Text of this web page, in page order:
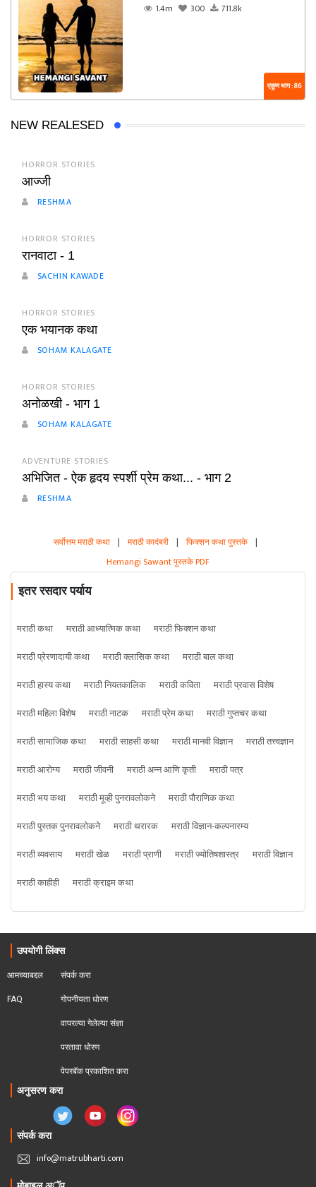
1.4m
300 711.8k
एकूण भाग : 86
NEW REALESED
HORROR STORIES
आज्जी
RESHMA
HORROR STORIES
रानवाटा - 1
SACHIN KAWADE
HORROR STORIES
एक भयानक कथा
SOHAM KALAGATE
HORROR STORIES
अनोळखी - भाग 1
SOHAM KALAGATE
ADVENTURE STORIES
अभिजित - ऐक हृदय स्पर्शी प्रेम कथा... - भाग 2
RESHMA
सर्वोत्तम मराठी कथा | मराठी कादंबरी | फिक्शन कथा पुस्तके |
Hemangi Sawant पुस्तके PDF
इतर रसदार पर्याय
मराठी कथा मराठी आध्यात्मिक कथा
मराठी फिक्शन कथा
मराठी प्रेरणादायी कथा
मराठी क्लासिक कथा
मराठी बाल कथा
मराठी हास्य कथा
मराठी नियतकालिक मराठी कविता
मराठी प्रवास विशेष
मराठी महिला विशेष
मराठी नाटक मराठी प्रेम कथा
मराठी गुप्तचर कथा
मराठी सामाजिक कथा
मराठी साहसी कथा मराठी मानवी विज्ञान
मराठी तत्त्वज्ञान
मराठी आरोग्य
मराठी जीवनी मराठी अन्न आणि कृती
मराठी पत्र
मराठी भय कथा
मराठी मूव्ही पुनरावलोकने
मराठी पौराणिक कथा
मराठी पुस्तक पुनरावलोकने
मराठी थरारक
मराठी विज्ञान-कल्पनारम्य
मराठी व्यवसाय
मराठी खेळ मराठी प्राणी मराठी ज्योतिषशास्त्र
मराठी विज्ञान
मराठी काहीही
मराठी क्राइम कथा
उपयोगी लिंक्स
आमच्याबद्दल
FAQ
संपर्क करा
गोपनीयता धोरण
वापरल्या गेलेल्या संज्ञा
परतावा धोरण
पेपरबॅक प्रकाशित करा
अनुसरण करा
संपर्क करा
info@matrubharti.com